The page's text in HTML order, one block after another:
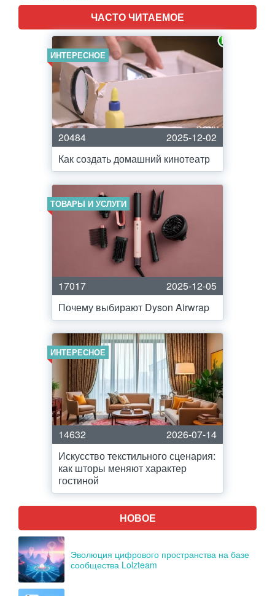
ЧАСТО ЧИТАЕМОЕ
ИНТЕРЕСНОЕ
20484
2025-12-02
Как создать домашний кинотеатр
ТОВАРЫ И УСЛУГИ
17017
2025-12-05
Почему выбирают Dyson Airwrap
ИНТЕРЕСНОЕ
14632
2026-07-14
Искусство текстильного сценария:
как шторы меняют характер
гостиной
НОВОЕ
Эволюция цифрового пространства на базе
сообщества Lolzteam